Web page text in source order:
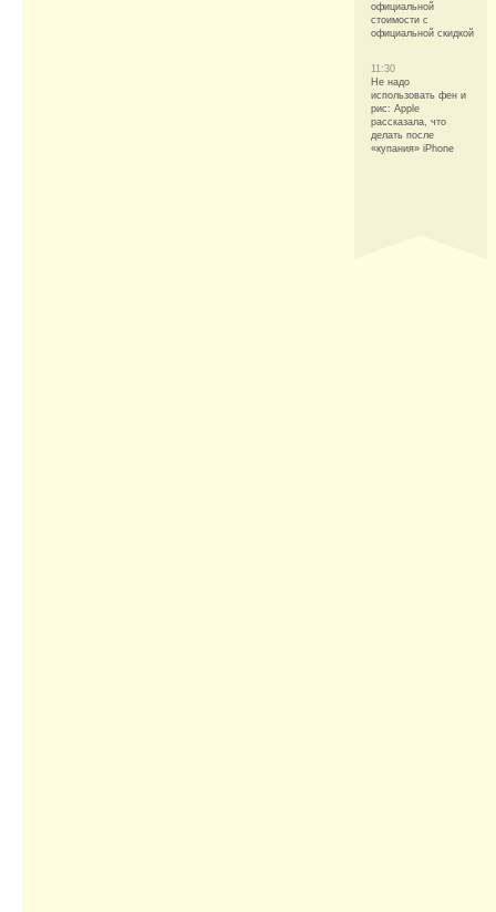
официальной
стоимости с
официальной скидкой
11:30
Не надо
использовать фен и
рис: Apple
рассказала, что
делать после
«купания» iPhone